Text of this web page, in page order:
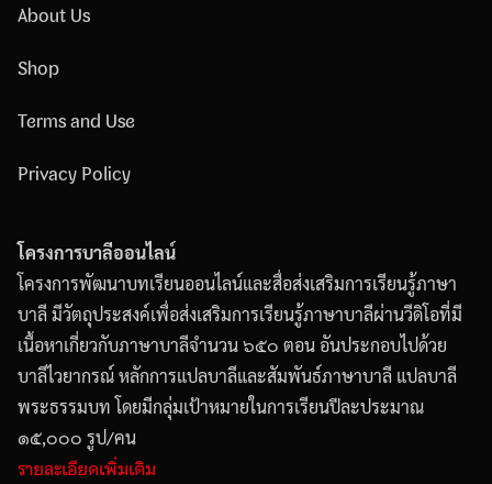
About Us
Shop
Terms and Use
Privacy Policy
โครงการบาลีออนไลน์
โครงการพัฒนาบทเรียนออนไลน์และสื่อส่งเสริมการเรียนรู้ภาษา
บาลี มีวัตถุประสงค์เพื่อส่งเสริมการเรียนรู้ภาษาบาลีผ่านวีดิโอที่มี
เนื้อหาเกี่ยวกับภาษาบาลีจำนวน ๖๕๐ ตอน อันประกอบไปด้วย
บาลีไวยากรณ์ หลักการแปลบาลีและสัมพันธ์ภาษาบาลี แปลบาลี
พระธรรมบท โดยมีกลุ่มเป้าหมายในการเรียนปีละประมาณ
๑๕,๐๐๐ รูป/คน
รายละเอียดเพิ่มเติม